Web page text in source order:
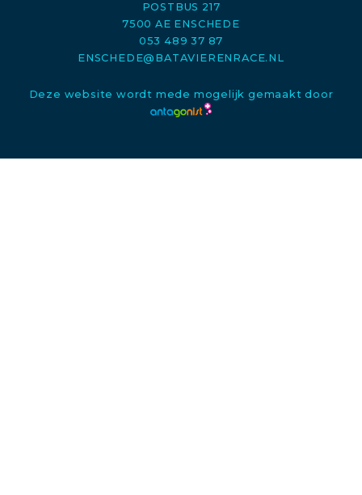
POSTBUS 217
7500 AE ENSCHEDE
053 489 37 87
ENSCHEDE@BATAVIERENRACE.NL
Deze website wordt mede mogelijk gemaakt door